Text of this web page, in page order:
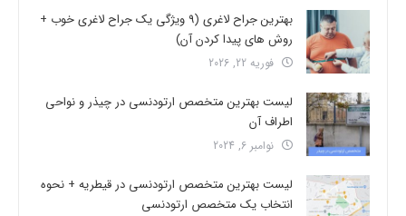
بهترین جراح لاغری (9 ویژگی یک جراح لاغری خوب +
روش های پیدا کردن آن)
فوریه 22, 2026
لیست بهترین متخصص ارتودنسی در چیذر و نواحی
اطراف آن
نوامبر 6, 2024
لیست بهترین متخصص ارتودنسی در قیطریه + نحوه
انتخاب یک متخصص ارتودنسی